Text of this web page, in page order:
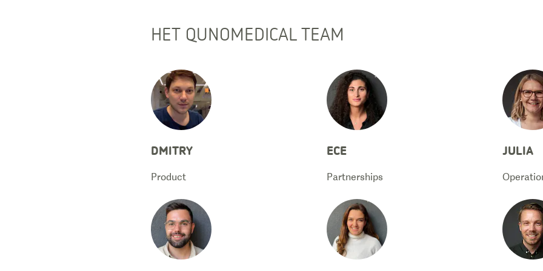
HET QUNOMEDICAL TEAM
DMITRY
Product
ECE
Partnerships
JULIA